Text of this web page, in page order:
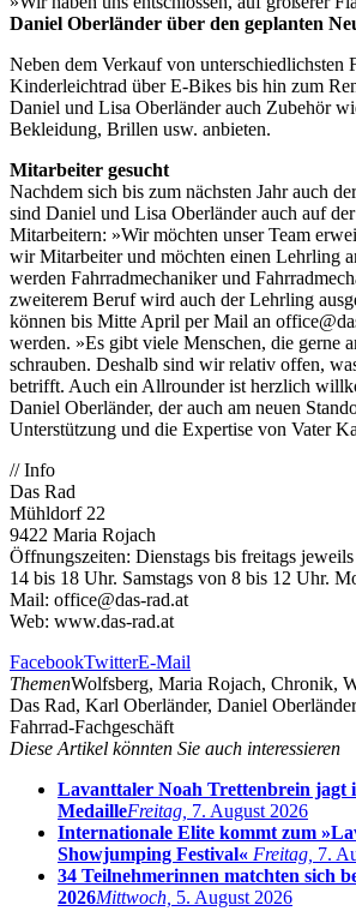
Daniel Oberländer über den geplanten
Neben dem Verkauf von unterschiedlichsten
Kinderleichtrad über E-Bikes bis hin zum
Daniel und Lisa Oberländer auch Zubehör
Bekleidung, Brillen usw. anbieten.
Mitarbeiter gesucht
Nachdem sich bis zum nächsten Jahr auch
sind Daniel und Lisa Oberländer auch auf
Mitarbeitern: »Wir möchten unser Team
wir Mitarbeiter und möchten einen Lehrling
werden Fahrradmechaniker und
zweiterem Beruf wird auch der Lehrling
können bis Mitte April per Mail an
werden. »Es gibt viele Menschen, die gerne
schrauben. Deshalb sind wir relativ offen,
betrifft. Auch ein Allrounder ist herzlich
Daniel Oberländer, der auch am neuen
Unterstützung und die Expertise von Vater
// Info
Das Rad
Mühldorf 22
9422 Maria Rojach
Öffnungszeiten: Dienstags bis freitags
14 bis 18 Uhr. Samstags von 8 bis 12 Uhr.
Mail: office@das-rad.at
Web: www.das-rad.at
FacebookTwitterE-Mail
ThemenWolfsberg, Maria Rojach, Chronik,
Das Rad, Karl Oberländer, Daniel
Fahrrad-Fachgeschäft
Diese Artikel könnten Sie auch interessieren
Lavanttaler Noah Trettenbrein jagt
MedailleFreitag, 7. August 2026
Internationale Elite kommt zum
Showjumping Festival« Freitag, 7.
34 Teilnehmerinnen matchten sich
2026Mittwoch, 5. August 2026